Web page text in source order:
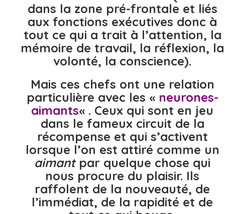
dans la zone pré-frontale et liés
aux fonctions exécutives donc à
tout ce qui a trait à l’attention, la
mémoire de travail, la réflexion, la
volonté, la conscience).
Mais ces chefs ont une relation
particulière avec les « neurones-
aimants« . Ceux qui sont en jeu
dans le fameux circuit de la
récompense et qui s’activent
lorsque l’on est attiré comme un
aimantpar quelque chose qui
nous procure du plaisir. Ils
raffolent de la nouveauté, de
l’immédiat, de la rapidité et de